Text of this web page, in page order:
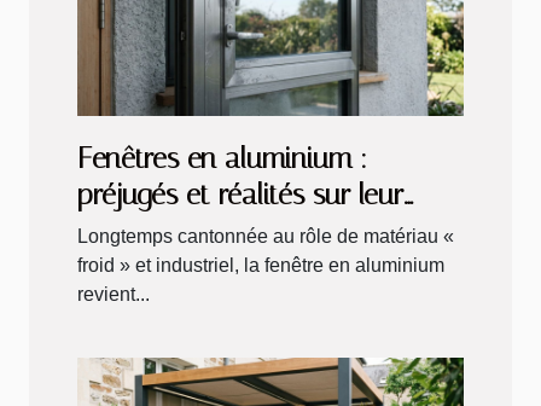
Fenêtres en aluminium :
préjugés et réalités sur leur
durabilité
Longtemps cantonnée au rôle de matériau «
froid » et industriel, la fenêtre en aluminium
revient...